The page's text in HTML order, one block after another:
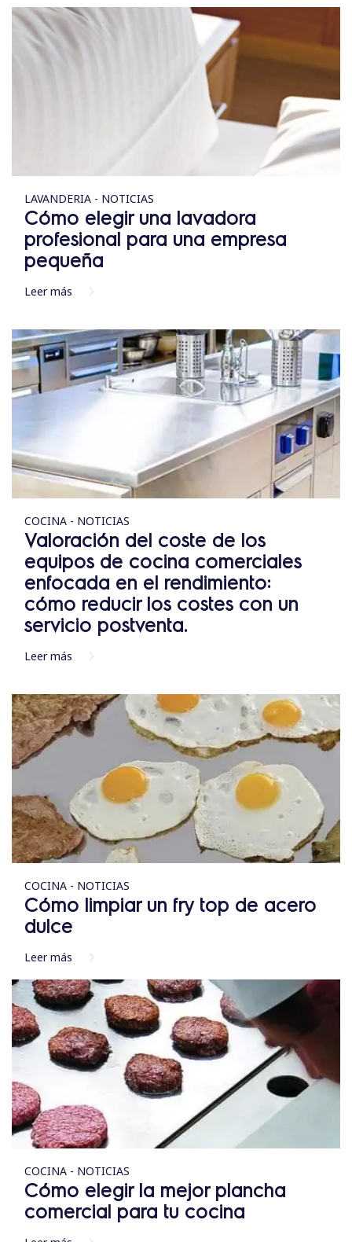
LAVANDERIA - NOTICIAS
Cómo elegir una lavadora
profesional para una empresa
pequeña
Leer más
COCINA - NOTICIAS
Valoración del coste de los
equipos de cocina comerciales
enfocada en el rendimiento:
cómo reducir los costes con un
servicio postventa.
Leer más
COCINA - NOTICIAS
Cómo limpiar un fry top de acero
dulce
Leer más
COCINA - NOTICIAS
Cómo elegir la mejor plancha
comercial para tu cocina